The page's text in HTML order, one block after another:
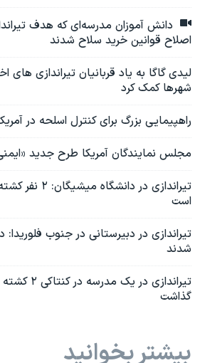
دانش آموزان مدرسه‌ای که هدف
اصلاح قوانین خرید سلاح شدند
لیدی گاگا به یاد قربانیان تیراندازی های
شهرها کمک کرد
راهپیمایی بزرگ برای کنترل اسلحه در
مجلس نمایندگان آمریکا طرح جدید
تیراندازی در
است
شدند
گذاشت
بیشتر بخوانید